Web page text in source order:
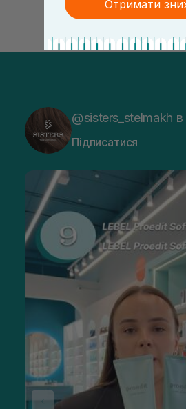
@sisters_stelmakh
Підписатися
Отримати